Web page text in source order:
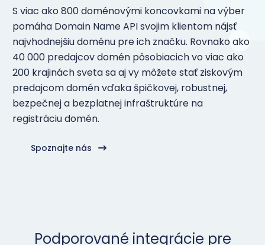
S viac ako 800 doménovými koncovkami na výber
pomáha Domain Name API svojim klientom nájsť
najvhodnejšiu doménu pre ich značku. Rovnako ako
40 000 predajcov domén pôsobiacich vo viac ako
200 krajinách sveta sa aj vy môžete stať ziskovým
predajcom domén vďaka špičkovej, robustnej,
bezpečnej a bezplatnej infraštruktúre na
registráciu domén.
Spoznajte nás
Podporované integrácie pre